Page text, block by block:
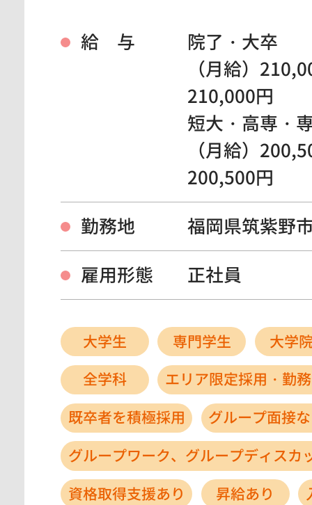
給 与
院了・大卒
（月給）
210,000円
短大・高専・
（月給）
200,500円
勤務地
福岡県筑紫野
雇用形態
正社員
大学生 専門学生
大学
全学科
エリア限定採用・勤
既卒者を積極採用
グループ面接
グループワーク、グループディスカ
資格取得支援あり
昇給あり